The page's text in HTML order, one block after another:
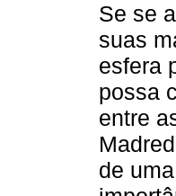
Se se
suas
esfera
possa
entre
de